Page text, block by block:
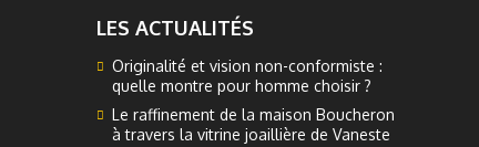
LES ACTUALITÉS
Originalité et vision non-conformiste :
quelle montre pour homme choisir ?
Le raffinement de la maison Boucheron
à travers la vitrine joaillière de Vaneste